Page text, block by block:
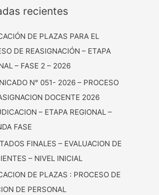
recientes
DE PLAZAS PARA EL
DE REASIGNACIÓN – ETAPA
– FASE 2 – 2026
N° 051- 2026 – PROCESO
DOCENTE 2026
– ETAPA REGIONAL –
FASE
FINALES – EVALUACION DE
– NIVEL INICIAL
DE PLAZAS : PROCESO DE
DE PERSONAL